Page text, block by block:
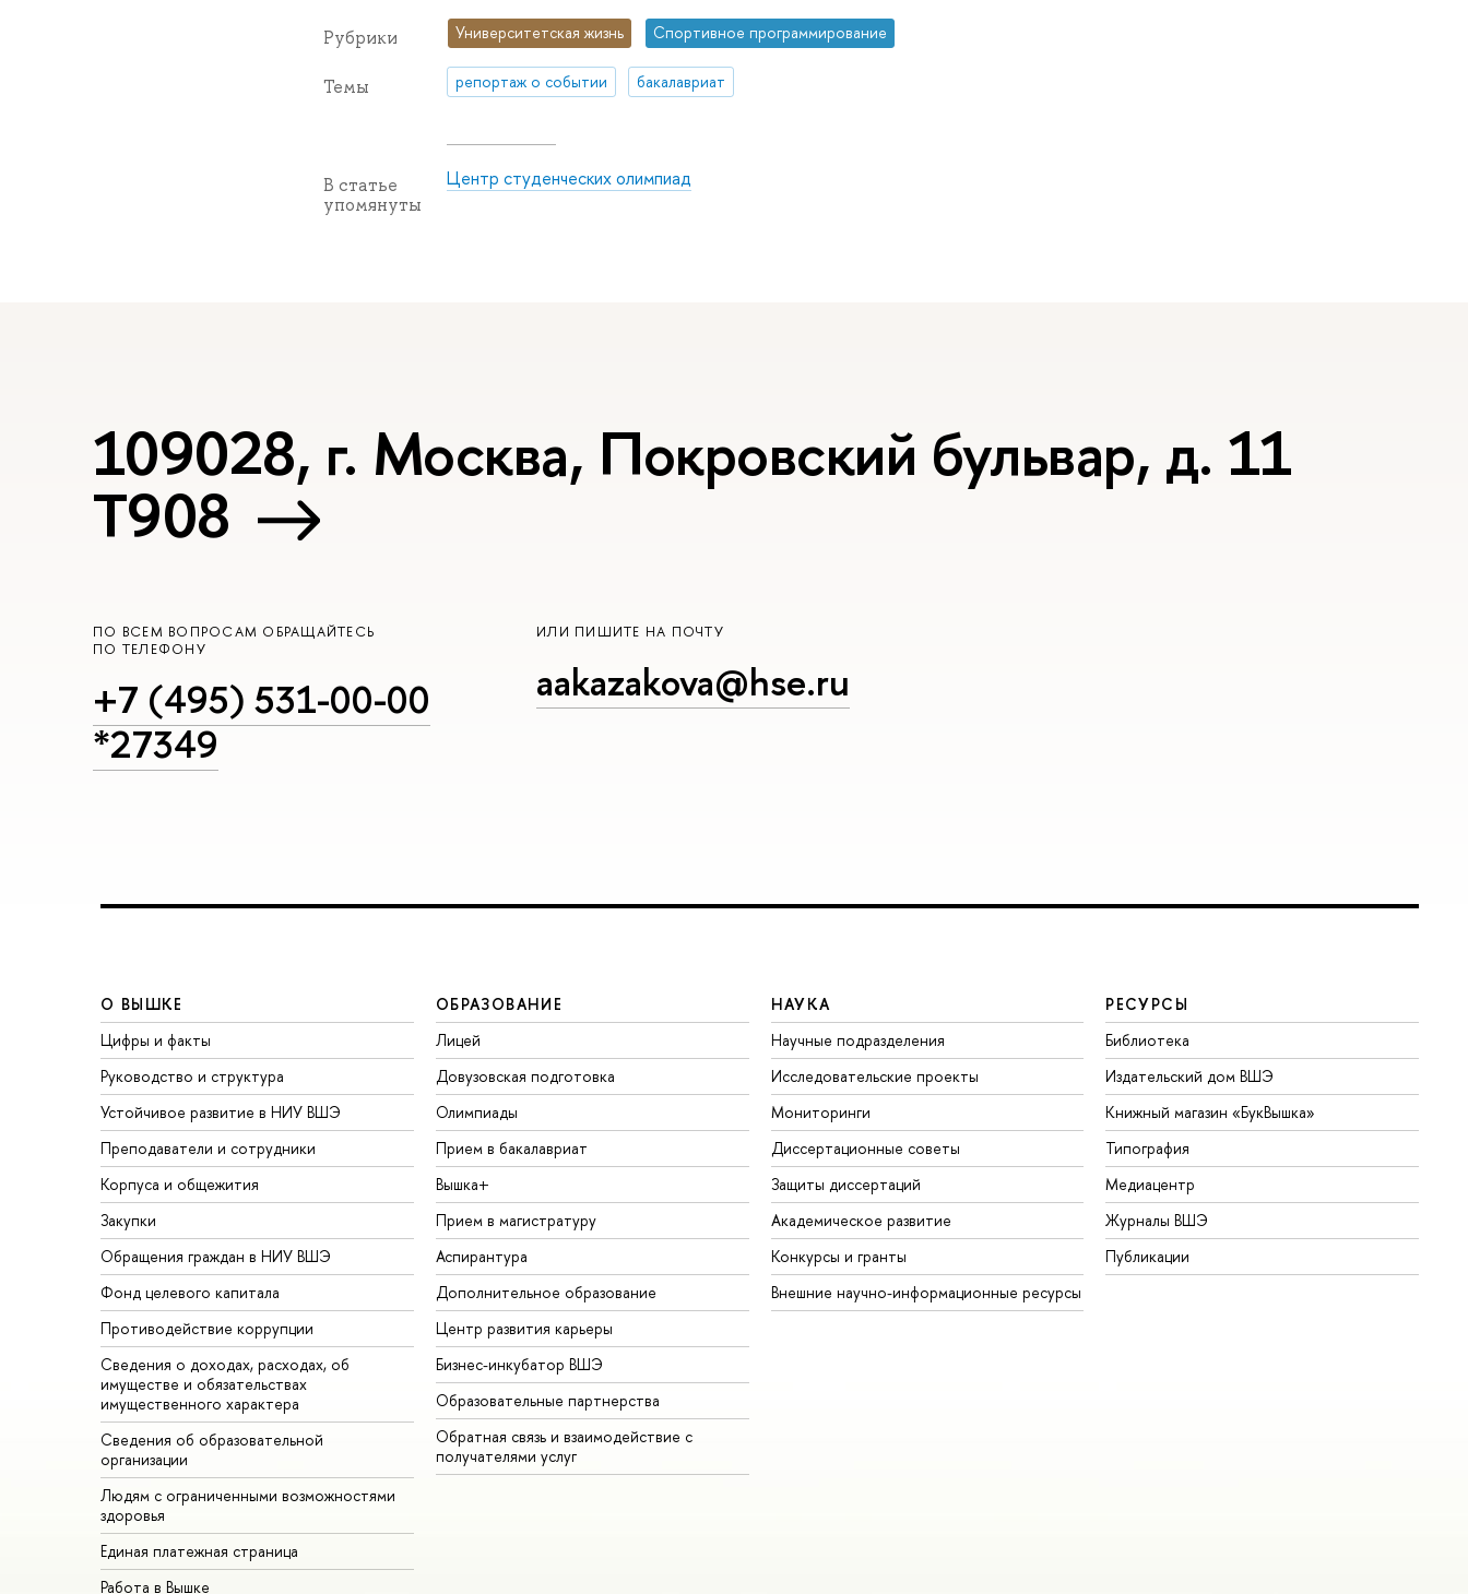
Рубрики Университетская жизнь Спортивное программирование
Темы репортаж о событии бакалавриат
В статье
упомянуты
Центр студенческих олимпиад
109028, г. Москва, Покровский бульвар, д. 11
T908
ПО ВСЕМ ВОПРОСАМ ОБРАЩАЙТЕСЬ
ПО ТЕЛЕФОНУ
+7 (495) 531-00-00
*27349
ИЛИ ПИШИТЕ НА ПОЧТУ
aakazakova@hse.ru
О ВЫШКЕ
Цифры и факты
Руководство и структура
Устойчивое развитие в НИУ ВШЭ
Преподаватели и сотрудники
Корпуса и общежития
Закупки
Обращения граждан в НИУ ВШЭ
Фонд целевого капитала
Противодействие коррупции
Сведения о доходах, расходах, об
имуществе и обязательствах
имущественного характера
Сведения об образовательной
организации
Людям с ограниченными возможностями
здоровья
Единая платежная страница
Работа в Вышке
ОБРАЗОВАНИЕ
Лицей
Довузовская подготовка
Олимпиады
Прием в бакалавриат
Вышка+
Прием в магистратуру
Аспирантура
Дополнительное образование
Центр развития карьеры
Бизнес-инкубатор ВШЭ
Образовательные партнерства
Обратная связь и взаимодействие с
получателями услуг
НАУКА
Научные подразделения
Исследовательские проекты
Мониторинги
Диссертационные советы
Защиты диссертаций
Академическое развитие
Конкурсы и гранты
Внешние научно-информационные ресурсы
РЕСУРСЫ
Библиотека
Издательский дом ВШЭ
Книжный магазин «БукВышка»
Типография
Медиацентр
Журналы ВШЭ
Публикации